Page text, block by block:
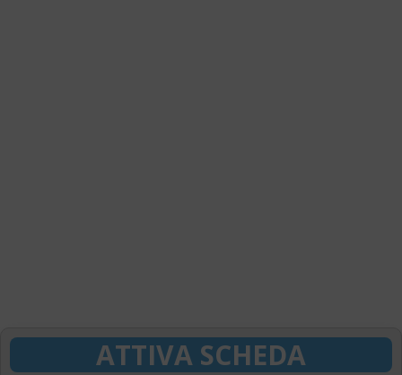
ATTIVA SCHEDA